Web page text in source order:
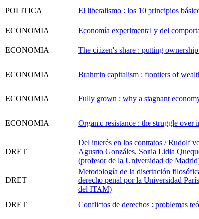
POLITICA
El liberalismo : los 10 principios
ECONOMIA Economía experimental y del
ECONOMIA The citizen's share : putting
ECONOMIA Brahmin capitalism : frontiers of
ECONOMIA Fully grown : why a stagnant
ECONOMIA Organic resistance : the struggle
DRET
Del interés en los contratos / Rudolf
Agusrto Gonzáles, Sonia Lidia
(profesor de la Universidad de
DRET
Metodología de la disertación
derecho penal por la Universidad
del ITAM)
DRET Conflictos de derechos : problemas